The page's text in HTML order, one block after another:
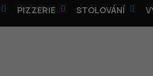
PIZZERIE STOLOVÁNÍ